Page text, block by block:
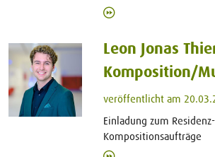
Leon Jonas
Komposition/
veröffentlicht am
Einladung zum
Kompositionsaufträge